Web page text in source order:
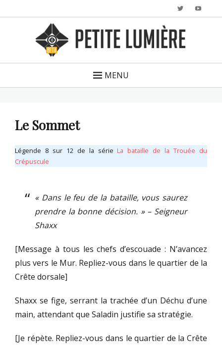
Twitter
MENU
Le Sommet
Légende 8 sur 12 de la série La bataille de la Trouée du
Crépuscule
« Dans le feu de la bataille, vous saurez
prendre la bonne décision. » – Seigneur
Shaxx
[Message à tous les chefs d’escouade : N’avancez
plus vers le Mur. Repliez-vous dans le quartier de la
Crête dorsale]
Shaxx se fige, serrant la trachée d’un Déchu d’une
main, attendant que Saladin justifie sa stratégie.
[Je répète. Repliez-vous dans le quartier de la Crête